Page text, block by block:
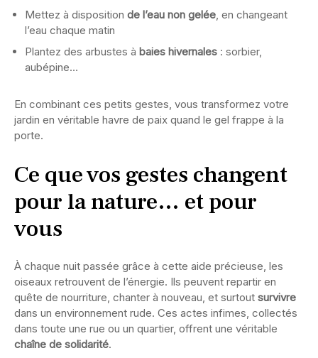
Mettez à disposition de l’eau non gelée, en changeant
l’eau chaque matin
Plantez des arbustes à baies hivernales : sorbier,
aubépine…
En combinant ces petits gestes, vous transformez votre
jardin en véritable havre de paix quand le gel frappe à la
porte.
Ce que vos gestes changent
pour la nature… et pour
vous
À chaque nuit passée grâce à cette aide précieuse, les
oiseaux retrouvent de l’énergie. Ils peuvent repartir en
quête de nourriture, chanter à nouveau, et surtout survivre
dans un environnement rude. Ces actes infimes, collectés
dans toute une rue ou un quartier, offrent une véritable
chaîne de solidarité.